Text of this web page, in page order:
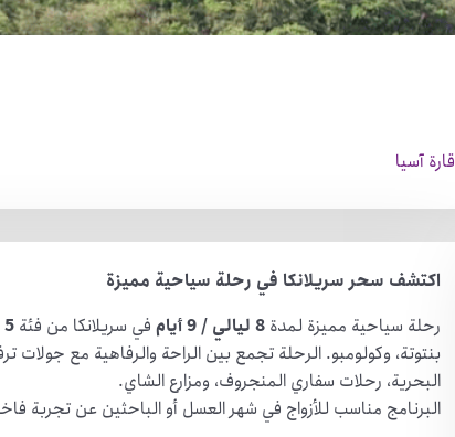
قارة آسيا
اكتشف سحر سريلانكا في رحلة سياحية مميزة
رحلة سياحية مميزة لمدة 8 ليالي / 9 أيام في سريلانكا من فئة 5 نجوم
بنتوتة، وكولومبو. الرحلة تجمع بين الراحة والرفاهية مع جولات
البحرية، رحلات سفاري المنجروف، ومزارع الشاي.
البرنامج مناسب للأزواج في شهر العسل أو الباحثين عن تجربة